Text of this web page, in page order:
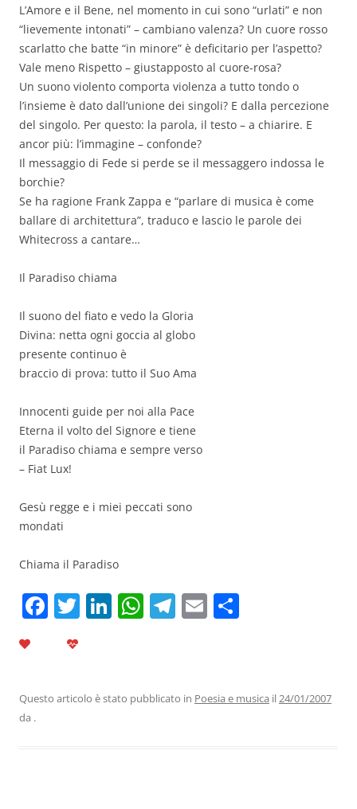
L’Amore e il Bene, nel momento in cui sono “urlati” e non
“lievemente intonati” – cambiano valenza? Un cuore rosso
scarlatto che batte “in minore” è deficitario per l’aspetto?
Vale meno Rispetto – giustapposto al cuore-rosa?
Un suono violento comporta violenza a tutto tondo o
l’insieme è dato dall’unione dei singoli? E dalla percezione
del singolo. Per questo: la parola, il testo – a chiarire. E
ancor più: l’immagine – confonde?
Il messaggio di Fede si perde se il messaggero indossa le
borchie?
Se ha ragione Frank Zappa e “parlare di musica è come
ballare di architettura”, traduco e lascio le parole dei
Whitecross a cantare…
Il Paradiso chiama
Il suono del fiato e vedo la Gloria
Divina: netta ogni goccia al globo
presente continuo è
braccio di prova: tutto il Suo Ama
Innocenti guide per noi alla Pace
Eterna il volto del Signore e tiene
il Paradiso chiama e sempre verso
– Fiat Lux!
Gesù regge e i miei peccati sono
mondati
Chiama il Paradiso
F
b
T Li
dI
W
A
T
a
E
vi
Questo articolo è stato pubblicato in Poesia e musica il24/01/2007
da .